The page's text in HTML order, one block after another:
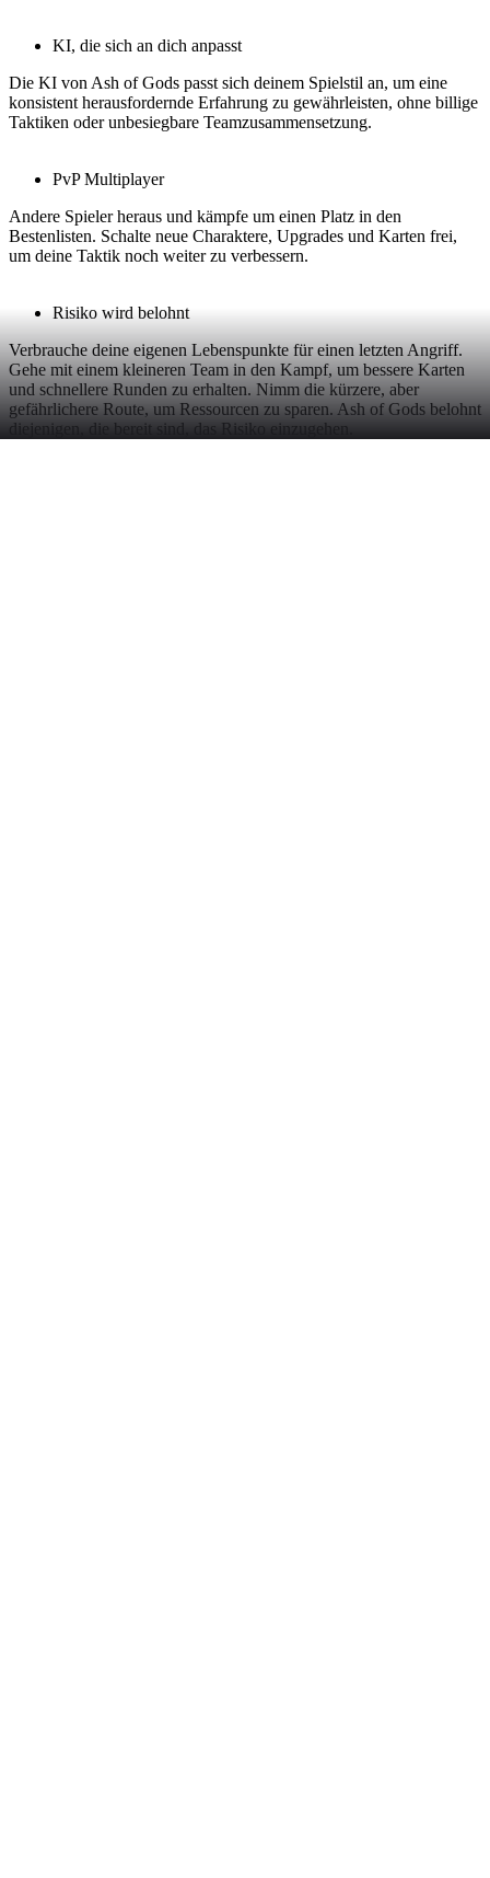
KI, die sich an dich anpasst
Die KI von Ash of Gods passt sich deinem Spielstil an, um eine
konsistent herausfordernde Erfahrung zu gewährleisten, ohne billige
Taktiken oder unbesiegbare Teamzusammensetzung.
PvP Multiplayer
Andere Spieler heraus und kämpfe um einen Platz in den
Bestenlisten. Schalte neue Charaktere, Upgrades und Karten frei,
um deine Taktik noch weiter zu verbessern.
Risiko wird belohnt
Verbrauche deine eigenen Lebenspunkte für einen letzten Angriff.
Gehe mit einem kleineren Team in den Kampf, um bessere Karten
und schnellere Runden zu erhalten. Nimm die kürzere, aber
gefährlichere Route, um Ressourcen zu sparen. Ash of Gods belohnt
diejenigen, die bereit sind, das Risiko einzugehen.